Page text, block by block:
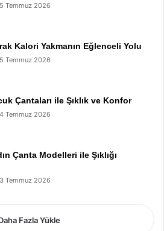
Temmuz 2026
Kalori Yakmanın Eğlenceli Yolu
Temmuz 2026
Çantaları ile Şıklık ve Konfor
Temmuz 2026
Çanta Modelleri ile Şıklığı
Temmuz 2026
Fazla Yükle